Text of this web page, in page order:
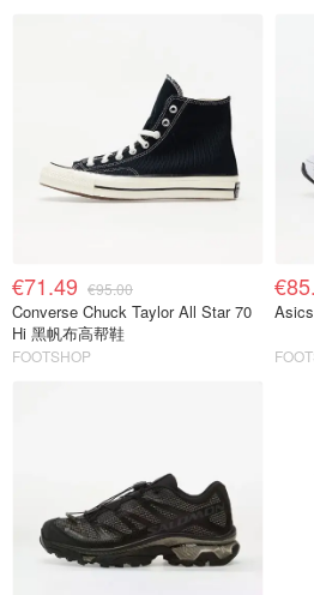
€71.49 €95.00
Converse Chuck Taylor All Star 70
Hi 黑帆布高帮鞋
FOOTSHOP